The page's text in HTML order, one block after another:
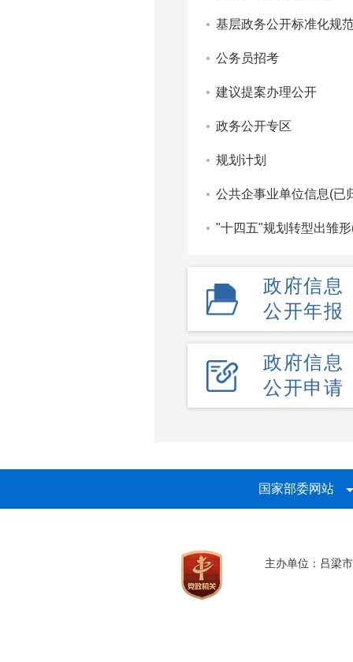
基层政务公开标准化规
公务员招考
建议提案办理公开
政务公开专区
规划计划
公共企事业单位信息(已
"十四五"规划转型出雏
政府信息
公开年报
政府信息
公开申请
国家部委网站
主办单位：吕梁